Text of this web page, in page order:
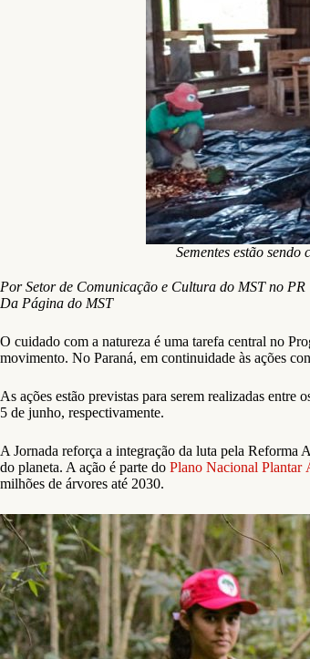
Sementes estão
Por Setor de Comunicação e Cultura do MST no PR
Da Página do MST
O cuidado com a natureza é uma tarefa central no
movimento. No Paraná, em continuidade às ações
As ações estão previstas para serem realizadas
5 de junho, respectivamente.
A Jornada reforça a integração da luta pela Reforma
do planeta. A ação é parte do Plano Nacional Plantar
milhões de árvores até 2030.